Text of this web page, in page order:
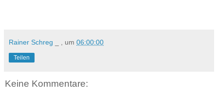
Rainer Schreg _ , um 06:00:00
Teilen
Keine Kommentare: